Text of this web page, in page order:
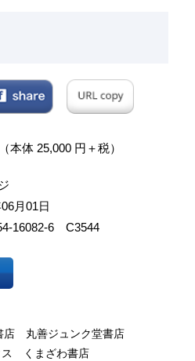
本体 25,000 円＋税）
月01日
16082-6 C3544
店
丸善ジュンク堂書店
くまざわ書店